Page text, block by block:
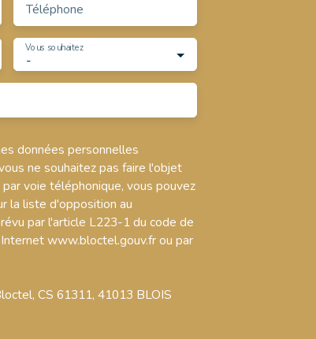
Téléphone
-
Vous souhaitez
données personnelles
ne souhaitez pas faire l'objet
voie téléphonique, vous pouvez
la liste d'opposition au
par l'article L223-1 du code de
www.bloctel.gouv.fr ou par
CS 61311, 41013 BLOIS